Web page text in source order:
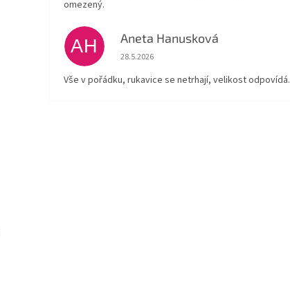
omezený.
AH Aneta Hanusková
Hodnocení obchodu je 5 z 5 hvězdiček.
28.5.2026
Vše v pořádku, rukavice se netrhají, velikost odpovídá.